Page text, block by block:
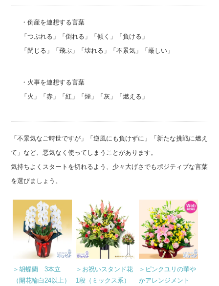
・倒産を連想する言葉
「つぶれる」「倒れる」「傾く」「負ける」
「閉じる」「飛ぶ」「壊れる」「不景気」「厳しい」
・火事を連想する言葉
「火」「赤」「紅」「煙」「灰」「燃える」
「不景気なご時世ですが」「逆風にも負けずに」「新たな挑戦に燃え
て」など、悪気なく使ってしまうことがあります。
気持ちよくスタートを切れるよう、少々大げさでもポジティブな言葉
を選びましょう。
＞胡蝶蘭 3本立
（開花輪白24以上）
＞お祝いスタンド花
1段（ミックス系）
＞ピンクユリの華や
かアレンジメント